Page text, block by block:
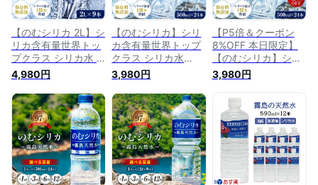
【のむシリカ 2L】シ
リカ含有量世界トッ
プクラス シリカ水 2
リットル 天然水 ミ
ネラルウォーター 飲
むシリカ 飲むシリカ
天然水 霧島 シリカ
2l 国産 防災 ケイ素
無添加 美容 健康 送
料無料 大容量 長期
保存 まとめ買い 定
期便 水シリカ
4,980円
【のむシリカ】シリ
カ含有量世界トップ
クラス シリカ水
500ml 24本 天然水
ミネラルウォーター
飲むシリカ 飲むシリ
カ天然水 霧島 シリ
カ 国産 防災 ケイ素
無添加 美容 健康 送
料無料 長期保存 水
500mlペットボトル
まとめ買い 定期便
3,980円
【P5倍＆クーポン
8%OFF 本日限定】
【のむシリカ】シリ
カ含有量世界トップ
クラス シリカ水
500ml 24本 天然水
ミネラルウォーター
飲むシリカ 飲むシリ
カ天然水 霧島 シリ
カ 国産 防災 ケイ素
無添加 美容 健康 送
料無料 長期保存 水
3,980円